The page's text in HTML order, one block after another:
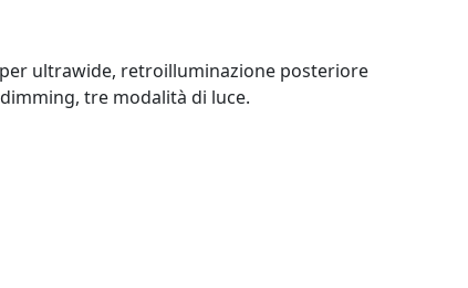
ultrawide, retroilluminazione posteriore
tre modalità di luce.